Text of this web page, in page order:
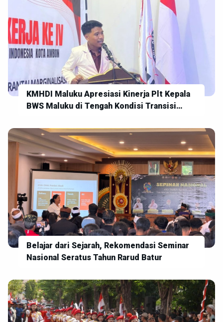
KMHDI Maluku Apresiasi Kinerja Plt Kepala
BWS Maluku di Tengah Kondisi Transisi
Belajar dari Sejarah, Rekomendasi Seminar
Nasional Seratus Tahun Rarud Batur